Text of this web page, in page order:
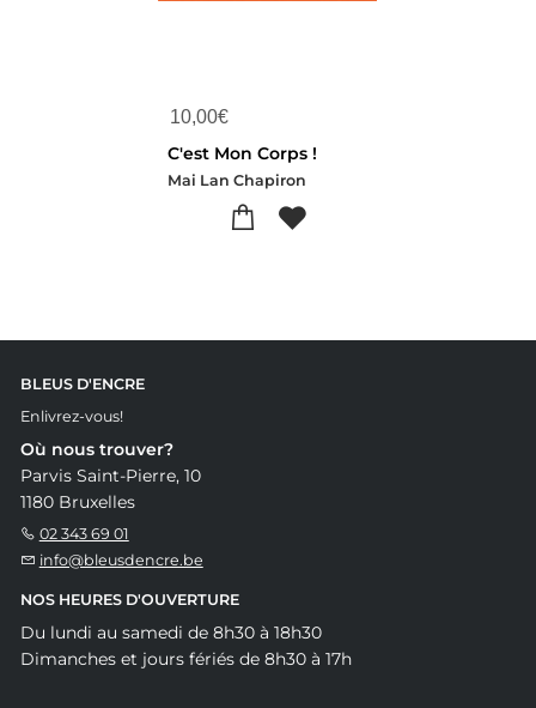
10,00€
C'est Mon Corps !
Mai Lan Chapiron
BLEUS D'ENCRE
Enlivrez-vous!
Où nous trouver?
Parvis Saint-Pierre, 10
1180 Bruxelles
02 343 69 01
info@bleusdencre.be
NOS HEURES D'OUVERTURE
Du lundi au samedi de 8h30 à 18h30
Dimanches et jours fériés de 8h30 à 17h